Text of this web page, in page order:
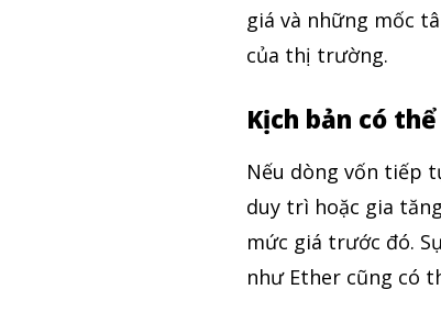
giá và những mốc
của thị trường.
Kịch bản có
Nếu dòng vốn tiếp
duy trì hoặc gia
mức giá trước đó.
như Ether cũng có